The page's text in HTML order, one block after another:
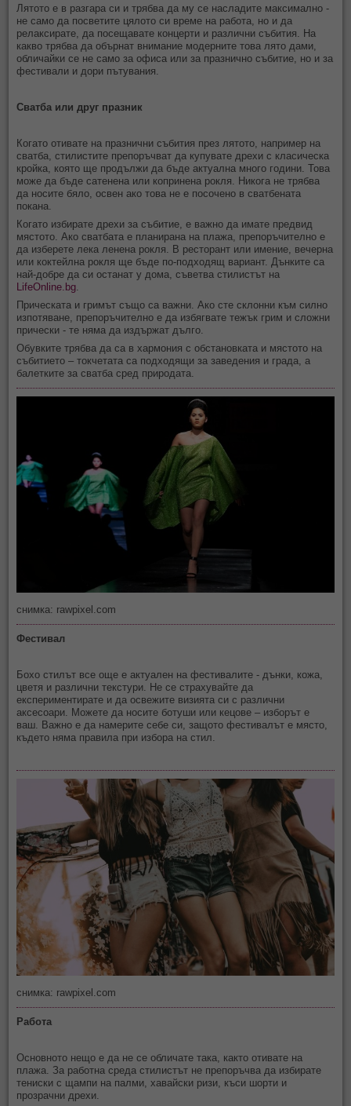
Лятото е в разгара си и трябва да му се насладите максимално -
не само да посветите цялото си време на работа, но и да
релаксирате, да посещавате концерти и различни събития. На
какво трябва да обърнат внимание модерните това лято дами,
обличайки се не само за офиса или за празнично събитие, но и за
фестивали и дори пътувания.
Сватба или друг празник
Когато отивате на празнични събития през лятото, например на
сватба, стилистите препоръчват да купувате дрехи с класическа
кройка, която ще продължи да бъде актуална много години. Това
може да бъде сатенена или копринена рокля. Никога не трябва
да носите бяло, освен ако това не е посочено в сватбената
покана.
Когато избирате дрехи за събитие, е важно да имате предвид
мястото. Ако сватбата е планирана на плажа, препоръчително е
да изберете лека ленена рокля. В ресторант или имение, вечерна
или коктейлна рокля ще бъде по-подходящ вариант. Дънките са
най-добре да си останат у дома, съветва стилистът на
LifeOnline.bg
Прическата и гримът също са важни. Ако сте склонни към силно
изпотяване, препоръчително е да избягвате тежък грим и сложни
прически - те няма да издържат дълго.
Обувките трябва да са в хармония с обстановката и мястото на
събитието – токчетата са подходящи за заведения и града, а
балетките за сватба сред природата.
снимка: rawpixel.com
Фестивал
Бохо стилът все още е актуален на фестивалите - дънки, кожа,
цветя и различни текстури. Не се страхувайте да
експериментирате и да освежите визията си с различни
аксесоари. Можете да носите ботуши или кецове – изборът е
ваш. Важно е да намерите себе си, защото фестивалът е място,
където няма правила при избора на стил.
снимка: rawpixel.com
Работа
Основното нещо е да не се обличате така, както отивате на
плажа. За работна среда стилистът не препоръчва да избирате
тениски с щампи на палми, хавайски ризи, къси шорти и
прозрачни дрехи.